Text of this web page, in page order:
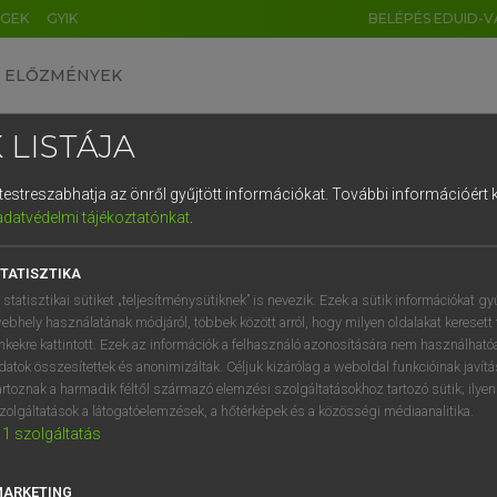
GYIK BELÉPÉS EDUID-
ELŐZMÉNYEK
szótár
VAN ELŐFIZETÉSED?
megtekintéséhez.
LISTÁJA
az önről gyűjtött információkat. További információért
tájékoztatónkat.
statisztikai sütiket „teljesítménysütiknek” is nevezik. Ezek a sütik információkat
használatának módjáról, többek között arról, hogy milyen oldalakat keresett
kattintott. Ezek az információk a felhasználó azonosítására nem
összesítettek és anonimizáltak. Céljuk kizárólag a weboldal funkcióinak
a harmadik féltől származó elemzési szolgáltatásokhoz tartozó sütik;
a látogatóelemzések, a hőtérképek és a közösségi médiaanalitika.
1 szolgáltatás
DE CN FR ES IT NL
1 2 3 4 5 6 7 8 9
q w e r t z u i
a s d f g h j k l é
í y x c v b n m , .